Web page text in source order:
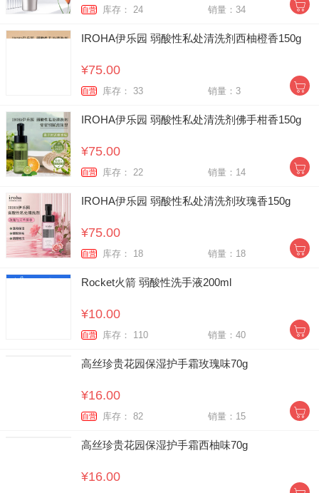
自营 库存： 24 销量：34
IROHA伊乐园 弱酸性私处清洗剂西柚橙香150g
¥75.00
自营 库存： 33 销量：3
IROHA伊乐园 弱酸性私处清洗剂佛手柑香150g
¥75.00
自营 库存： 22 销量：14
IROHA伊乐园 弱酸性私处清洗剂玫瑰香150g
¥75.00
自营 库存： 18 销量：18
Rocket火箭 弱酸性洗手液200ml
¥10.00
自营 库存： 110 销量：40
高丝珍贵花园保湿护手霜玫瑰味70g
¥16.00
自营 库存： 82 销量：15
高丝珍贵花园保湿护手霜西柚味70g
¥16.00